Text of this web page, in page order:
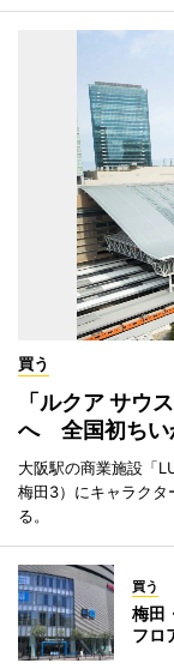
買う
「ルクア サウ
へ 全国初ちい
大阪駅の商業施設「
梅田3）にキャラクタ
る。
買う
梅田
フロ